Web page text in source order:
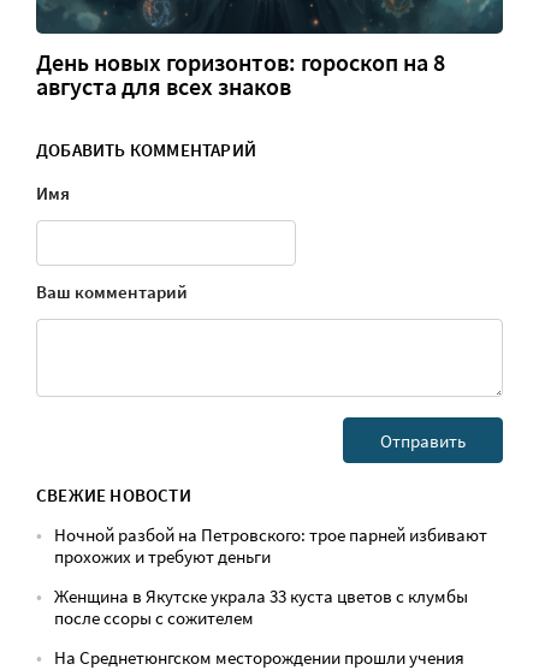
День новых горизонтов: гороскоп на 8
августа для всех знаков
ДОБАВИТЬ КОММЕНТАРИЙ
Имя
Ваш комментарий
СВЕЖИЕ НОВОСТИ
Ночной разбой на Петровского: трое парней избивают
прохожих и требуют деньги
Женщина в Якутске украла 33 куста цветов с клумбы
после ссоры с сожителем
На Среднетюнгском месторождении прошли учения